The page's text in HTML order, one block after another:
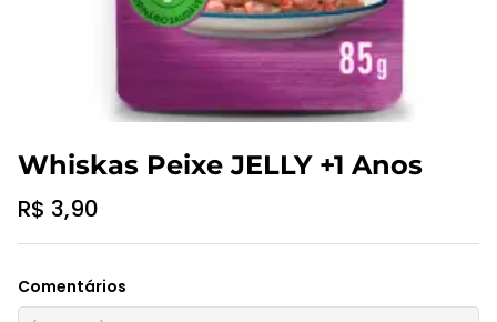
Whiskas Peixe JELLY +1 Anos
R$ 3,90
Comentários